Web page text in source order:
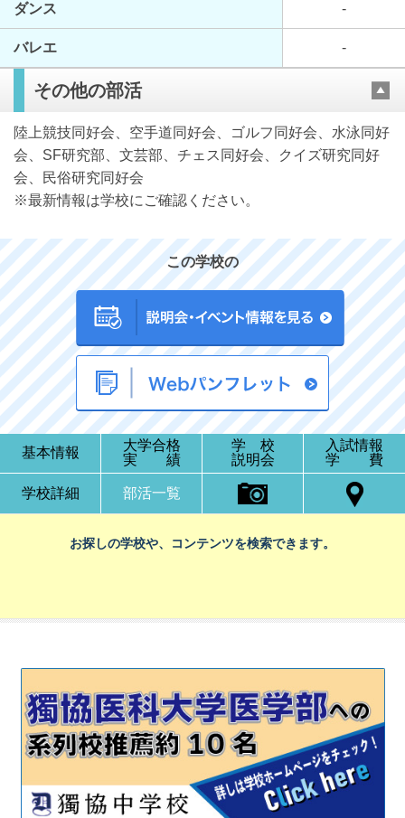
ダンス -
バレエ -
その他の部活
陸上競技同好会、空手道同好会、ゴルフ同好会、水泳同好
会、SF研究部、文芸部、チェス同好会、クイズ研究同好
会、民俗研究同好会
※最新情報は学校にご確認ください。
この学校の
基本情報
大学合格
実 績
学 校
説明会
入試情報
学 費
学校詳細 部活一覧
お探しの学校や、コンテンツを検索できます。